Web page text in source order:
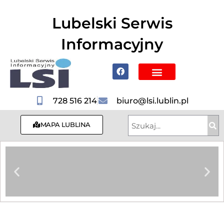
Lubelski Serwis
Informacyjny
728 516 214 biuro@lsi.lublin.pl
MAPA LUBLINA